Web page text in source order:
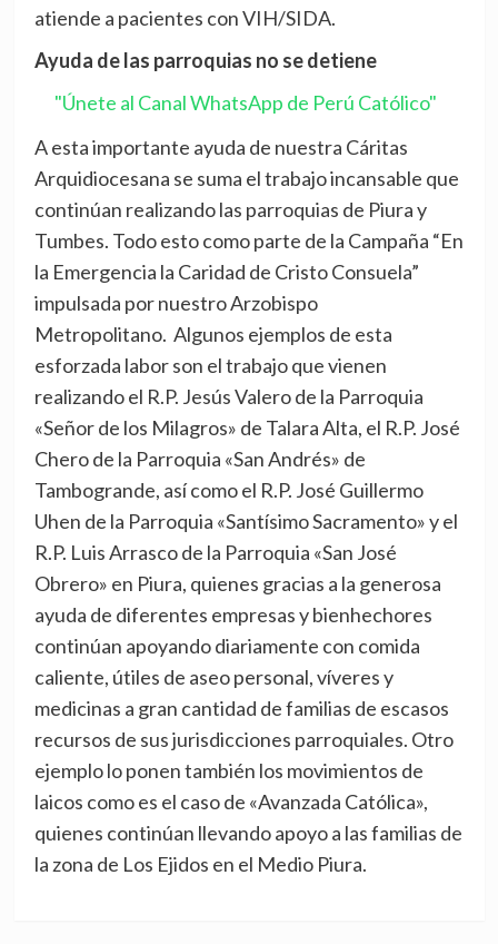
atiende a pacientes con VIH/SIDA.
Ayuda de las parroquias no se detiene
"Únete al Canal WhatsApp de Perú Católico"
A esta importante ayuda de nuestra Cáritas
Arquidiocesana se suma el trabajo incansable que
continúan realizando las parroquias de Piura y
Tumbes. Todo esto como parte de la Campaña “En
la Emergencia la Caridad de Cristo Consuela”
impulsada por nuestro Arzobispo
Metropolitano. Algunos ejemplos de esta
esforzada labor son el trabajo que vienen
realizando el R.P. Jesús Valero de la Parroquia
«Señor de los Milagros» de Talara Alta, el R.P. José
Chero de la Parroquia «San Andrés» de
Tambogrande, así como el R.P. José Guillermo
Uhen de la Parroquia «Santísimo Sacramento» y el
R.P. Luis Arrasco de la Parroquia «San José
Obrero» en Piura, quienes gracias a la generosa
ayuda de diferentes empresas y bienhechores
continúan apoyando diariamente con comida
caliente, útiles de aseo personal, víveres y
medicinas a gran cantidad de familias de escasos
recursos de sus jurisdicciones parroquiales. Otro
ejemplo lo ponen también los movimientos de
laicos como es el caso de «Avanzada Católica»,
quienes continúan llevando apoyo a las familias de
la zona de Los Ejidos en el Medio Piura.